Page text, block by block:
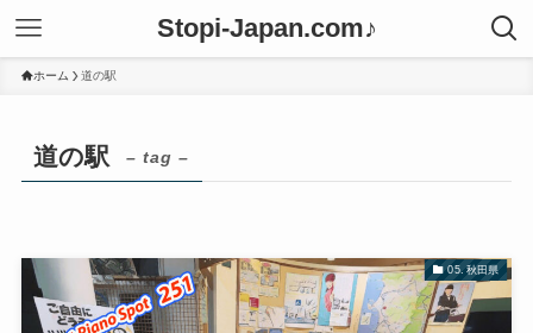
Stopi-Japan.com♪
ホーム 道の駅
道の駅 – tag –
05. 秋田県